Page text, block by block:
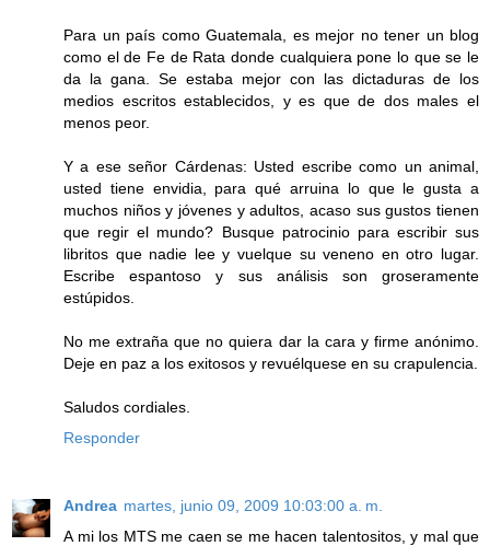
Para un país como Guatemala, es mejor no tener un blog
como el de Fe de Rata donde cualquiera pone lo que se le
da la gana. Se estaba mejor con las dictaduras de los
medios escritos establecidos, y es que de dos males el
menos peor.
Y a ese señor Cárdenas: Usted escribe como un animal,
usted tiene envidia, para qué arruina lo que le gusta a
muchos niños y jóvenes y adultos, acaso sus gustos tienen
que regir el mundo? Busque patrocinio para escribir sus
libritos que nadie lee y vuelque su veneno en otro lugar.
Escribe espantoso y sus análisis son groseramente
estúpidos.
No me extraña que no quiera dar la cara y firme anónimo.
Deje en paz a los exitosos y revuélquese en su crapulencia.
Saludos cordiales.
Responder
Andrea martes, junio 09, 2009 10:03:00 a. m.
A mi los MTS me caen se me hacen talentositos, y mal que